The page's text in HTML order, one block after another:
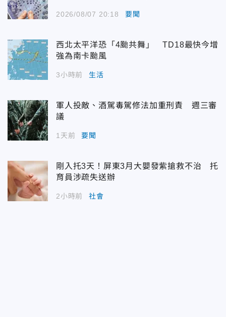
2026/08/07 20:18 要聞
西北太平洋恐「4颱共舞」 TD18最快今增
強為南卡颱風
3小時前 生活
軍人投敵、酒駕毒駕修法加重刑責 週三審
議
1天前 要聞
剛入托3天！屏東3月大嬰發紫搶救不治 托
育員涉疏失送辦
2小時前 社會